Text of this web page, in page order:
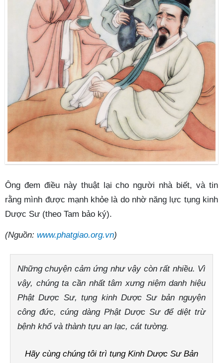
Ông đem điều này thuật lại cho người nhà biết, và tin
rằng mình được mạnh khỏe là do nhờ năng lực tụng kinh
Dược Sư (theo Tam bảo ký).
(Nguồn: www.phatgiao.org.vn)
Những chuyện cảm ứng như vậy còn rất nhiều. Vì
vậy, chúng ta cần nhất tâm xưng niệm danh hiệu
Phật Dược Sư, tụng kinh Dược Sư bản nguyện
công đức, cúng dàng Phật Dược Sư để diệt trừ
bệnh khổ và thành tựu an lạc, cát tường.
Hãy cùng chúng tôi trì tụng Kinh Dược Sư Bản